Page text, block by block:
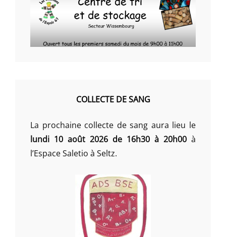
COLLECTE DE SANG
La prochaine collecte de sang aura lieu le
lundi 10 août 2026 de 16h30 à 20h00 à
l’Espace Saletio à Seltz.